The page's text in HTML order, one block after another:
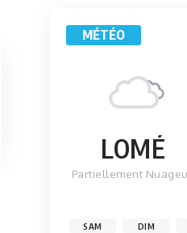
MÉTÉO
LOMÉ
Partiellement
SAM DIM